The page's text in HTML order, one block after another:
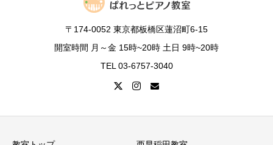
〒174-0052 東京都板橋区蓮沼町6-15
開室時間 月～金 15時~20時 土日 9時~20時
TEL 03-6757-3040